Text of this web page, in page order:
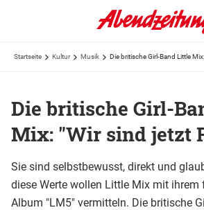
Startseite Kultur Musik Die britische Girl-Band Little
Die britische Girl-
Mix: "Wir sind jetzt
Sie sind selbstbewusst, direkt und
diese Werte wollen Little Mix mit
Album "LM5" vermitteln. Die britische